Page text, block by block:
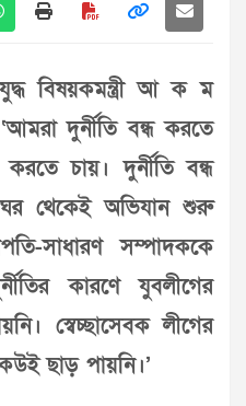
বিষয়কমন্ত্রী আ ক ম
দুর্নীতি বন্ধ করতে
চায়। দুর্নীতি বন্ধ
থেকেই অভিযান শুরু
সাধারণ সম্পাদককে
কারণে যুবলীগের
স্বেচ্ছাসেবক লীগের
ছাড় পায়নি।’